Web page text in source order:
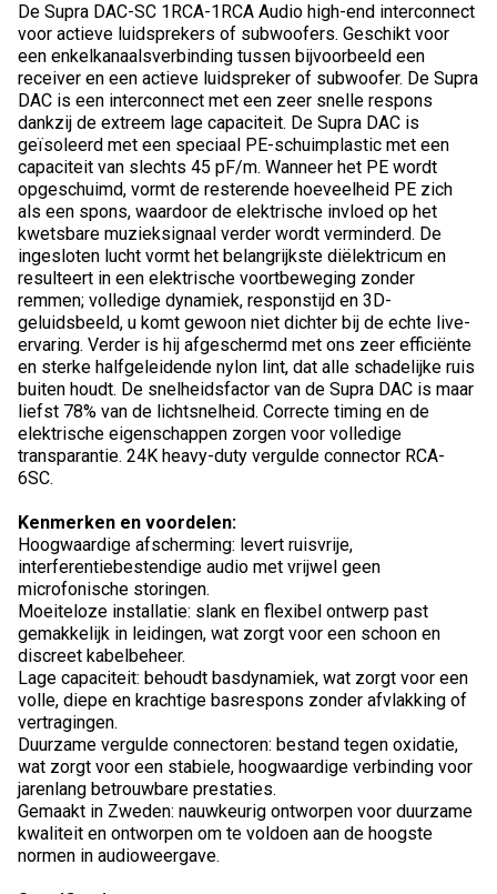
De Supra DAC-SC 1RCA-1RCA Audio high-end interconnect
voor actieve luidsprekers of subwoofers. Geschikt voor
een enkelkanaalsverbinding tussen bijvoorbeeld een
receiver en een actieve luidspreker of subwoofer. De Supra
DAC is een interconnect met een zeer snelle respons
dankzij de extreem lage capaciteit. De Supra DAC is
geïsoleerd met een speciaal PE-schuimplastic met een
capaciteit van slechts 45 pF/m. Wanneer het PE wordt
opgeschuimd, vormt de resterende hoeveelheid PE zich
als een spons, waardoor de elektrische invloed op het
kwetsbare muzieksignaal verder wordt verminderd. De
ingesloten lucht vormt het belangrijkste diëlektricum en
resulteert in een elektrische voortbeweging zonder
remmen; volledige dynamiek, responstijd en 3D-
geluidsbeeld, u komt gewoon niet dichter bij de echte live-
ervaring. Verder is hij afgeschermd met ons zeer efficiënte
en sterke halfgeleidende nylon lint, dat alle schadelijke ruis
buiten houdt. De snelheidsfactor van de Supra DAC is maar
liefst 78% van de lichtsnelheid. Correcte timing en de
elektrische eigenschappen zorgen voor volledige
transparantie. 24K heavy-duty vergulde connector RCA-
6SC.
Kenmerken en voordelen:
Hoogwaardige afscherming: levert ruisvrije,
interferentiebestendige audio met vrijwel geen
microfonische storingen.
Moeiteloze installatie: slank en flexibel ontwerp past
gemakkelijk in leidingen, wat zorgt voor een schoon en
discreet kabelbeheer.
Lage capaciteit: behoudt basdynamiek, wat zorgt voor een
volle, diepe en krachtige basrespons zonder afvlakking of
vertragingen.
Duurzame vergulde connectoren: bestand tegen oxidatie,
wat zorgt voor een stabiele, hoogwaardige verbinding voor
jarenlang betrouwbare prestaties.
Gemaakt in Zweden: nauwkeurig ontworpen voor duurzame
kwaliteit en ontworpen om te voldoen aan de hoogste
normen in audioweergave.